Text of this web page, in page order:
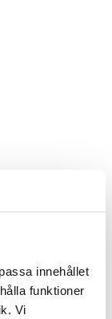
innehållet
funktioner
Vi
,
- SmartBizz